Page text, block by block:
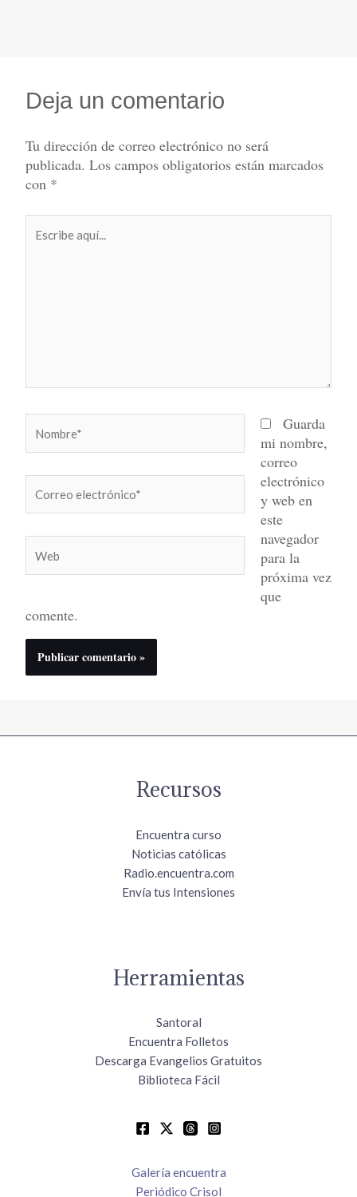
Deja un comentario
Tu dirección de correo electrónico no será
publicada. Los campos obligatorios están marcados
con *
aquí...
electrónico*
Guarda
mi nombre,
correo
electrónico
y web en
este
navegador
para la
próxima vez
que
comente.
Recursos
Encuentra curso
Noticias católicas
Radio.encuentra.com
Envía tus Intensiones
Herramientas
Santoral
Encuentra Folletos
Descarga Evangelios Gratuitos
Biblioteca Fácil
Galería encuentra
Periódico Crisol